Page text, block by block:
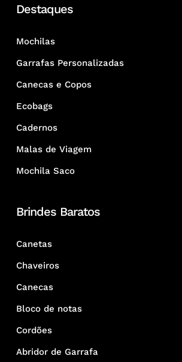
audiência.
feiras e congressos.
metal, acrílico, PVC, couro e
sustentáveis. A escolha do
identidade visual da sua
Dúvidas Frequentes
1. Quais os tipos de chaveiros
indicados para eventos?
durabilidade e baixo custo
grandes volumes.
Destaques
Mochilas
Garrafas Personalizadas
Canecas e Copos
Ecobags
Cadernos
Malas de Viagem
Mochila Saco
Brindes Baratos
Canetas
Chaveiros
Canecas
Bloco de notas
Cordões
Abridor de Garrafa